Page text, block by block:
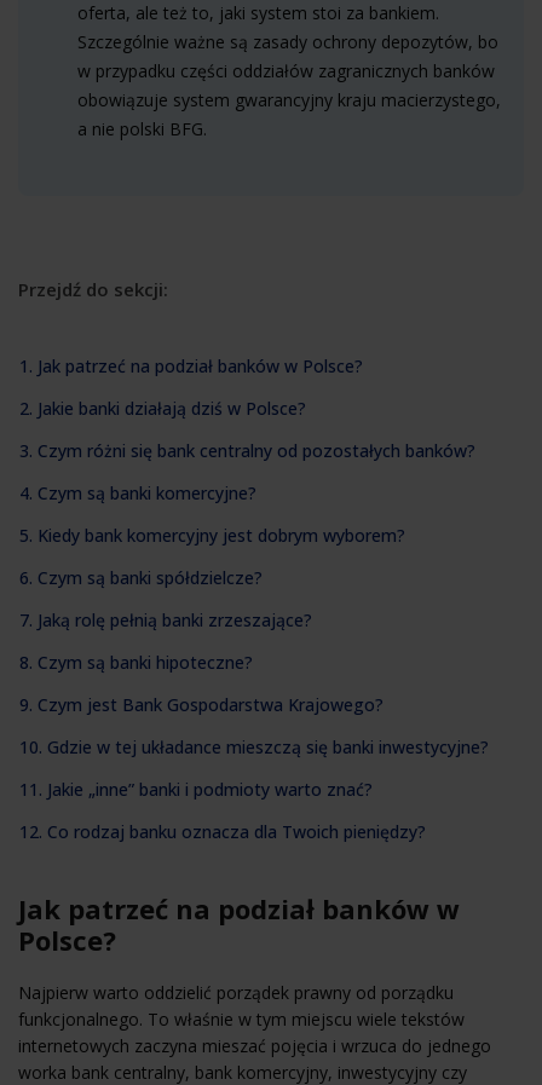
oferta, ale też to, jaki system stoi za bankiem.
Szczególnie ważne są zasady ochrony depozytów, bo
w przypadku części oddziałów zagranicznych banków
obowiązuje system gwarancyjny kraju macierzystego,
a nie polski BFG.
Przejdź do sekcji:
1. Jak patrzeć na podział banków w Polsce?
2. Jakie banki działają dziś w Polsce?
3. Czym różni się bank centralny od pozostałych banków?
4. Czym są banki komercyjne?
5. Kiedy bank komercyjny jest dobrym wyborem?
6. Czym są banki spółdzielcze?
7. Jaką rolę pełnią banki zrzeszające?
8. Czym są banki hipoteczne?
9. Czym jest Bank Gospodarstwa Krajowego?
10. Gdzie w tej układance mieszczą się banki inwestycyjne?
11. Jakie „inne” banki i podmioty warto znać?
12. Co rodzaj banku oznacza dla Twoich pieniędzy?
Jak patrzeć na podział banków w
Polsce?
Najpierw warto oddzielić porządek prawny od porządku
funkcjonalnego. To właśnie w tym miejscu wiele tekstów
internetowych zaczyna mieszać pojęcia i wrzuca do jednego
worka bank centralny, bank komercyjny, inwestycyjny czy